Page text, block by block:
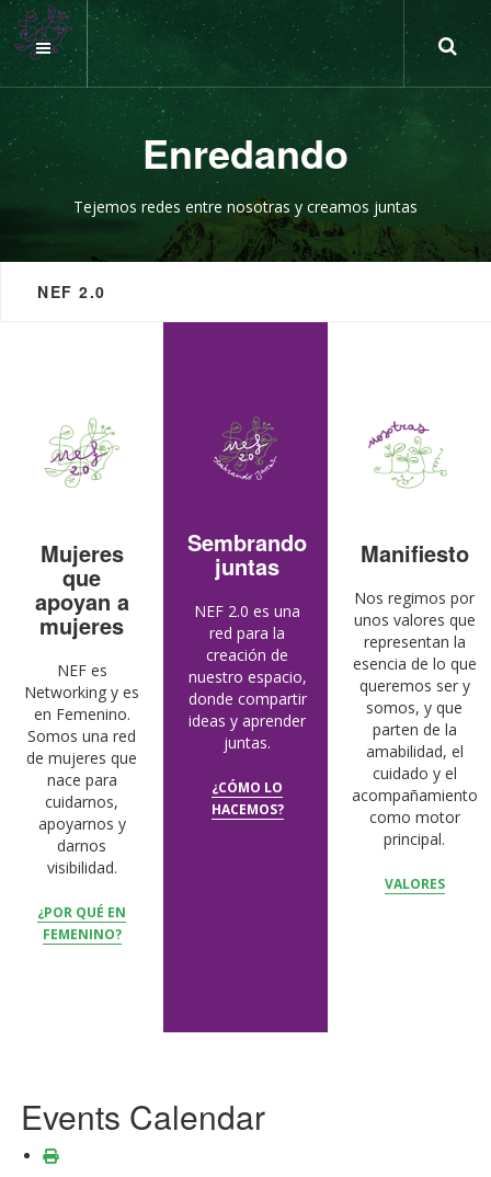
Enredando
Tejemos redes entre nosotras y creamos juntas
NEF 2.0
Mujeres
que
apoyan a
mujeres
NEF es
Networking y es
en Femenino.
Somos una red
de mujeres que
nace para
cuidarnos,
apoyarnos y
darnos
visibilidad.
¿POR QUÉ EN
FEMENINO?
Sembrando
juntas
NEF 2.0 es una
red para la
creación de
nuestro espacio,
donde compartir
ideas y aprender
juntas.
¿CÓMO LO
HACEMOS?
Manifiesto
Nos regimos por
unos valores que
representan la
esencia de lo que
queremos ser y
somos, y que
parten de la
amabilidad, el
cuidado y el
acompañamiento
como motor
principal.
VALORES
Events Calendar